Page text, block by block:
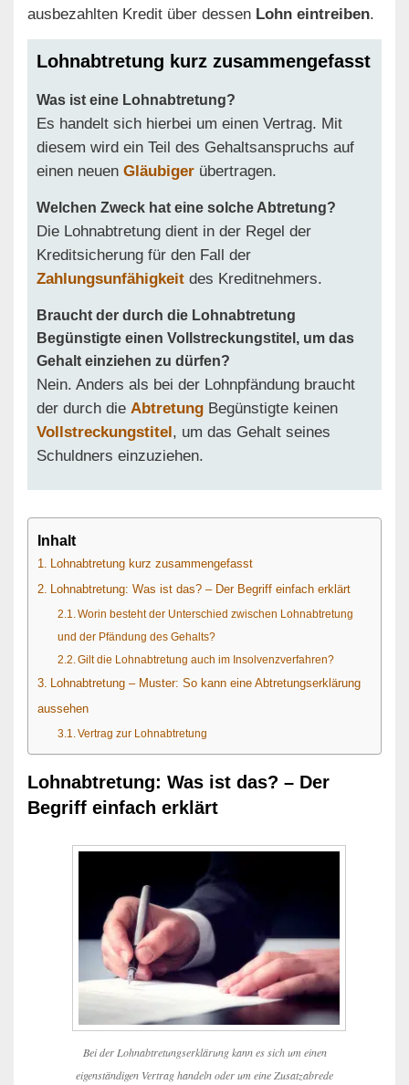
ausbezahlten Kredit über dessen Lohn eintreiben.
Lohnabtretung kurz zusammengefasst
Was ist eine Lohnabtretung?
Es handelt sich hierbei um einen Vertrag. Mit
diesem wird ein Teil des Gehaltsanspruchs auf
einen neuen Gläubiger übertragen.
Welchen Zweck hat eine solche Abtretung?
Die Lohnabtretung dient in der Regel der
Kreditsicherung für den Fall der
Zahlungsunfähigkeit des Kreditnehmers.
Braucht der durch die Lohnabtretung
Begünstigte einen Vollstreckungstitel, um das
Gehalt einziehen zu dürfen?
Nein. Anders als bei der Lohnpfändung braucht
der durch die Abtretung Begünstigte keinen
Vollstreckungstitel , um das Gehalt seines
Schuldners einzuziehen.
Inhalt
Lohnabtretung kurz zusammengefasst
Lohnabtretung: Was ist das? – Der Begriff einfach erklärt
Worin besteht der Unterschied zwischen Lohnabtretung
und der Pfändung des Gehalts?
Gilt die Lohnabtretung auch im Insolvenzverfahren?
Lohnabtretung – Muster: So kann eine Abtretungserklärung
aussehen
Vertrag zur Lohnabtretung
Lohnabtretung: Was ist das? – Der
Begriff einfach erklärt
Bei der Lohnabtretungserklärung kann es sich um einen
eigenständigen Vertrag handeln oder um eine Zusatzabrede